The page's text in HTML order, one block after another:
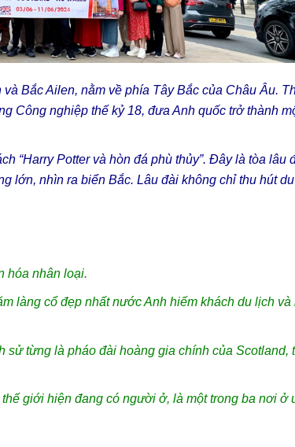
Bắc Ailen, nằm về phía Tây Bắc của Châu Âu.
Công nghiệp thế kỷ 18, đưa Anh quốc trở thành
“Harry Potter và hòn đá phù thủy”. Đây là tòa lâu
lớn, nhìn ra biển Bắc. Lâu đài không chỉ thu hút
hóa nhân loại.
làng cổ đẹp nhất nước Anh hiếm khách du lịch
sử từng là pháo đài hoàng gia chính của Scotland,
giới hiện đang có người ở, là một trong ba nơi ở